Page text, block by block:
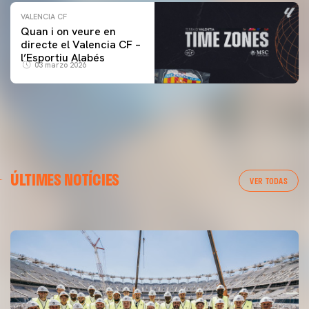
VALENCIA CF
Quan i on veure en
directe el Valencia CF –
l’Esportiu Alabés
03 marzo 2026
ÚLTIMES NOTÍCIES VER TODAS
MESTALLA 📍